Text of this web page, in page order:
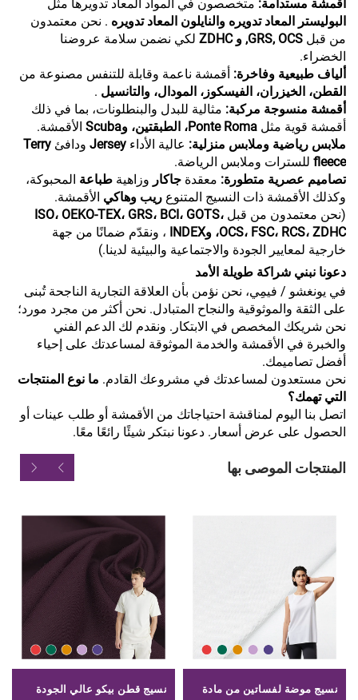
أقمشة مستدامة: متخصصون في المواد المعاد تدويرها مثل
البوليستر المعاد تدويره والنايلون المعاد تدويره . نحن معتمدون
من قبل GRS, OCS, و ZDHC
لكي نضمن سلامة عروضنا
الخضراء.
ألياف طبيعية وفاخرة: أقمشة ناعمة وقابلة للتنفس مصنوعة من
القطن، الخيزران، الفيسكوز، المودال، والتانسيل .
أقمشة منسوجة مركبة: مثالية للبدل والبنطلونات، بما في ذلك
أقمشة قوية مثل Ponte Roma، الطبقتين، وScuba
الأقمشة.
ملابس رياضية وملابس منزلية: عالية الأداء Jersey ودافئ Terry
fleece للسترات وملابس الرياضة.
تصاميم عصرية متطورة: معقدة جاكار وزاهية طباعة المحبوكة،
وكذلك الأقمشة ذات النسيج المتنوع ريب وهاكي الأقمشة.
(نحن معتمدون من قبل ISO، OEKO-TEX، GRS، BCI، GOTS،
OCS، FSC، RCS، ZDHC، وINDEX
، ونقدّم ضمانًا من جهة
خارجية لمعايير الجودة والاجتماعية والبيئية لدينا.)
دعونا نبني شراكة طويلة الأمد
في يونغشو / فيمِي، نحن نؤمن بأن العلاقة التجارية الناجحة تُبنى
على الثقة والموثوقية والنجاح المتبادل. نحن أكثر من مجرد مورد؛
نحن شريكك المخصص في الابتكار. ونقدم لك الدعم الفني
والخبرة في الأقمشة والخدمة الموثوقة لمساعدتك على إحياء
أفضل تصاميمك.
نحن مستعدون لمساعدتك في مشروعك القادم. ما نوع المنتجات
التي تهمك؟
اتصل بنا اليوم لمناقشة احتياجاتك من الأقمشة أو طلب عينات أو
الحصول على عرض أسعار. دعونا نبتكر شيئًا رائعًا معًا.
المنتجات الموصى بها
نسيج موضة لفساتين من مادة
نسيج قطن بيكو عالي الجودة